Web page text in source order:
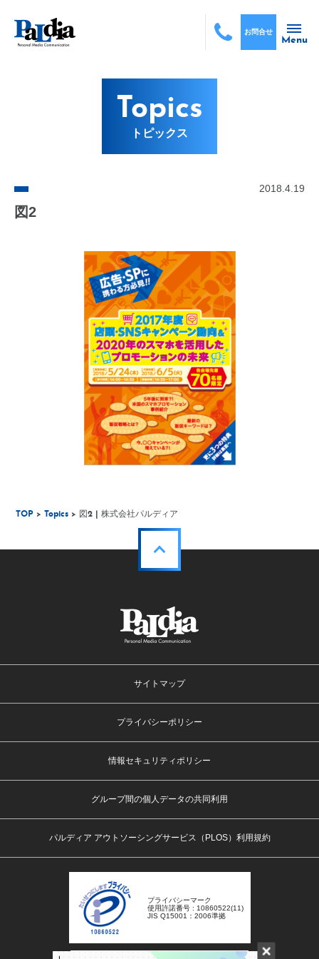
Menu
お問合せ
Topics
トピックス
2018.4.19
図2
TOP >Topics > 図2 | 株式会社パルディア
サイトマップ
プライバシーポリシー
情報セキュリティポリシー
グループ間の個人データの共同利用
パルディア アウトソーシングサービス（PLOS）利用規約
プライバシーマーク
使用許諾番号 : 10860522(11)
JIS Q15001：2006準拠